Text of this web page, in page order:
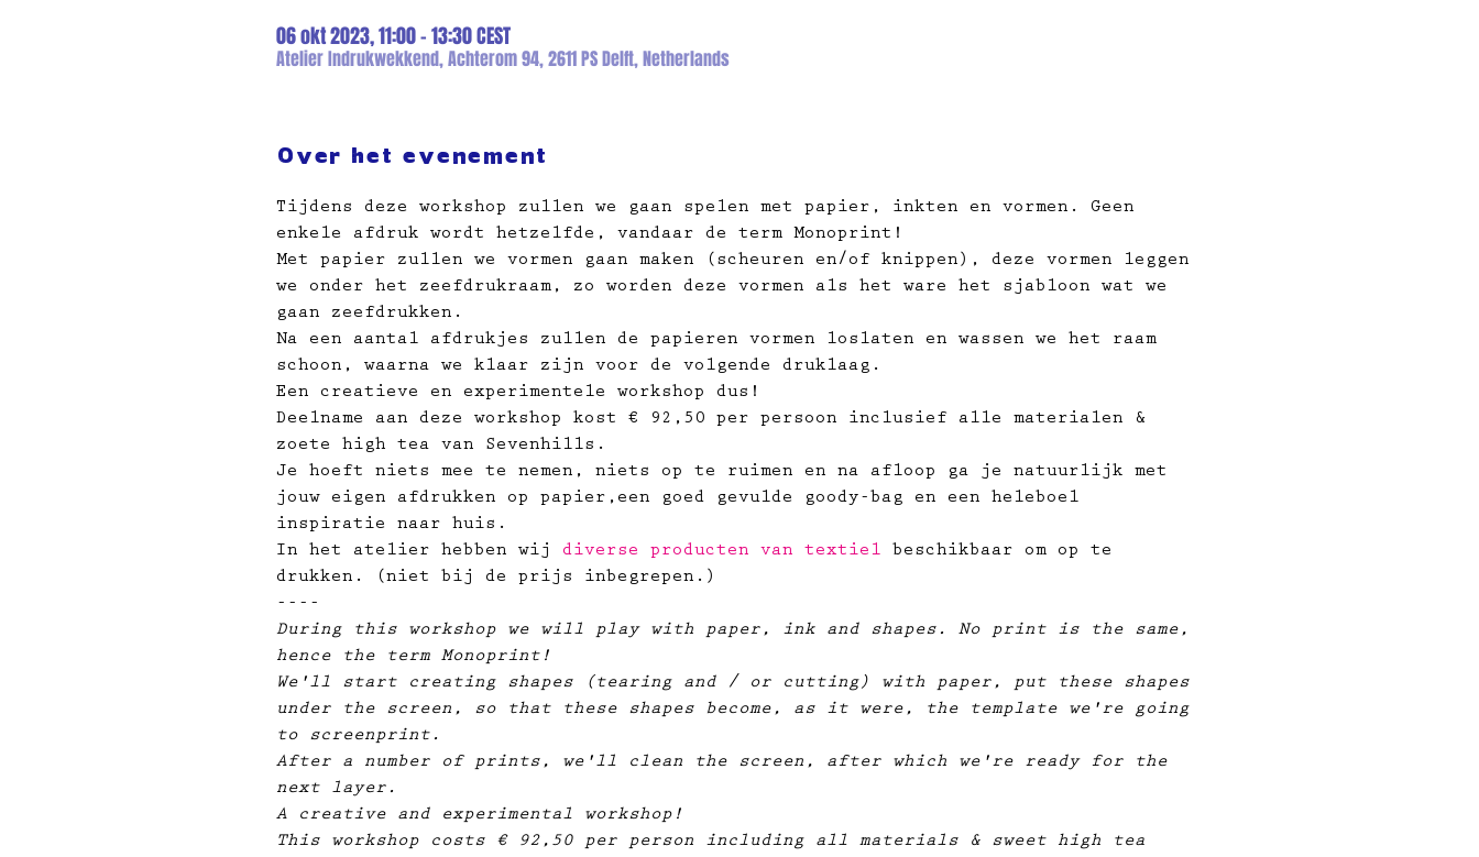
06 okt 2023, 11:00 – 13:30 CEST
Atelier Indrukwekkend, Achterom 94, 2611 PS Delft, Netherlands
Over het evenement
Tijdens deze workshop zullen we gaan spelen met papier, inkten en vormen. Geen
enkele afdruk wordt hetzelfde, vandaar de term Monoprint!
Met papier zullen we vormen gaan maken (scheuren en/of knippen), deze vormen leggen
we onder het zeefdrukraam, zo worden deze vormen als het ware het sjabloon wat we
gaan zeefdrukken.
Na een aantal afdrukjes zullen de papieren vormen loslaten en wassen we het raam
schoon, waarna we klaar zijn voor de volgende druklaag.
Een creatieve en experimentele workshop dus!
Deelname aan deze workshop kost € 92,50 per persoon inclusief alle materialen &
zoete high tea van Sevenhills.
Je hoeft niets mee te nemen, niets op te ruimen en na afloop ga je natuurlijk met
jouw eigen afdrukken op papier,​een goed gevulde goody-bag en een heleboel
inspiratie naar huis.
In het atelier hebben wij diverse producten van textiel beschikbaar om op te
drukken. (niet bij de prijs inbegrepen.)
----
During this workshop we will play with paper, ink and shapes. No print is the same,
hence the term Monoprint!
We'll start creating shapes (tearing and / or cutting) with paper, put these shapes
under the screen, so that these shapes become, as it were, the template we're going
to screenprint.
After a number of prints, we'll clean the screen, after which we're ready for the
next layer.
A creative and experimental workshop!
This workshop costs € 92,50 per person including all materials & sweet high tea